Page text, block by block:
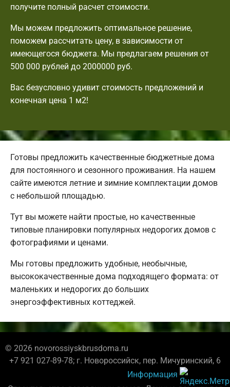
получите полный расчет стоимости.
Мы можем предложить оптимальное решение,
поможем рассчитать цену, в зависимости от
имеющегося бюджета. Мы предлагаем решения от
500 000 рублей до 2000000 руб.
Вас безусловно удивит стоимость предложений и
конечная цена 1 м2!
Готовы предложить качественные бюджетные дома
для постоянного и сезонного проживания. На нашем
сайте имеются летние и зимние комплектации домов
с небольшой площадью.
Тут вы можете найти простые, но качественные
типовые планировки популярных недорогих домов с
фотографиями и ценами.
Мы готовы предложить удобные, необычные,
высококачественные дома подходящего формата: от
маленьких и недорогих до больших
энергоэффективных коттеджей.
© 2026 novorossiyskbrusdoma.ru
+7 921 027-89-78; г. Новороссийск, пер. Мичуринский, 6
Информация